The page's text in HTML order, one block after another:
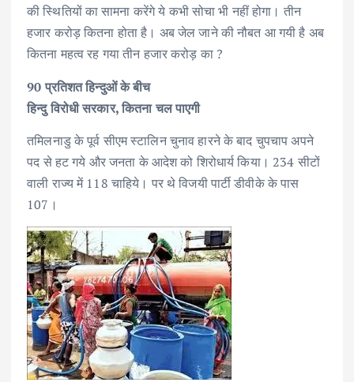
की स्थितियों का सामना करेंगे ये कभी सोचा भी नहीं होगा। तीन
हजार करोड़ कितना होता है। अब जेल जाने की नौबत आ गयी है अब
कितना महत्व रह गया तीन हजार करोड़ का ?
90 प्रतिशत हिन्दुओं के बीच
हिन्दु विरोधी सरकार, कितना चल पाएगी
तमिलनाडु के पूर्व सीएम स्टालिन चुनाव हारने के बाद चुपचाप अपने
पद से हट गये और जनता के आदेश को शिरोधार्य किया। 234 सीटों
वाली राज्य में 118 चाहिये। पर थे विजयी पार्टी डीवीके के पास
107।